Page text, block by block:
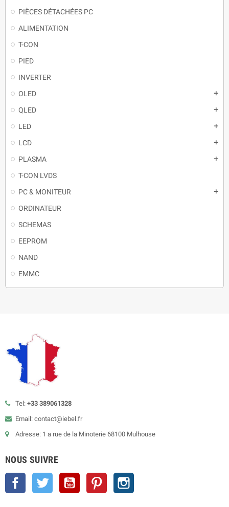
PIÈCES DÉTACHÉES PC
ALIMENTATION
T-CON
PIED
INVERTER
OLED
QLED
LED
LCD
PLASMA
T-CON LVDS
PC & MONITEUR
ORDINATEUR
SCHEMAS
EEPROM
NAND
EMMC
Tel: +33 389061328
Email: contact@iebel.fr
Adresse: 1 a rue de la Minoterie 68100 Mulhouse
NOUS SUIVRE
Facebook Twitter YouTube Pinterest